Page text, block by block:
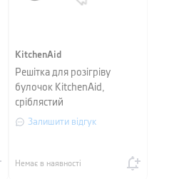
KitchenAid
Решітка для розігріву
булочок KitchenAid,
сріблястий
Залишити відгук
Немає в наявності